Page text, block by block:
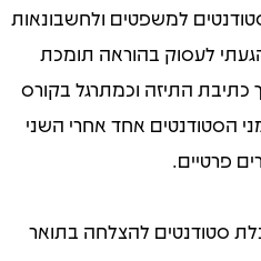
למשפטים ולחשבונאות
לעסוק בהוראה תומכת
התיזה וכמתרגל בקורס
הסטודנטים אחד אחרי השני
פרטיים.
סטודנטים להצלחה בתואר